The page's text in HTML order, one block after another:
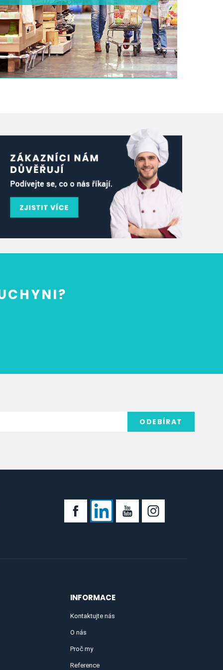
Moderní produkty, služby a řešení pro
hypermarkety, restaurace, foodcourty a
fastfoody
ZOBRAZIT
ODEBÍRAT
INFORMACE
Kontaktujte nás
O nás
Proč my
Reference